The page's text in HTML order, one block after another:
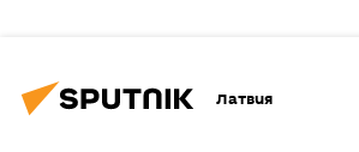
Латвия